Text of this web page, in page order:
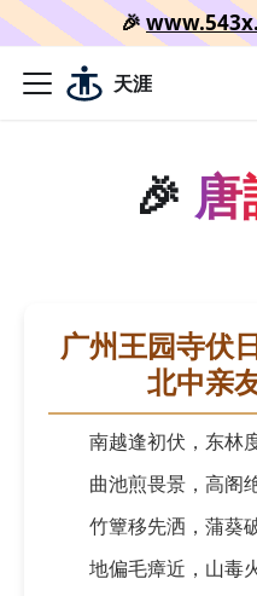
🎉️
天涯
🎉 唐
广州王园寺伏
北中亲
南越逢初伏，东林
曲池煎畏景，高阁
竹簟移先洒，蒲葵
地偏毛瘴近，山毒